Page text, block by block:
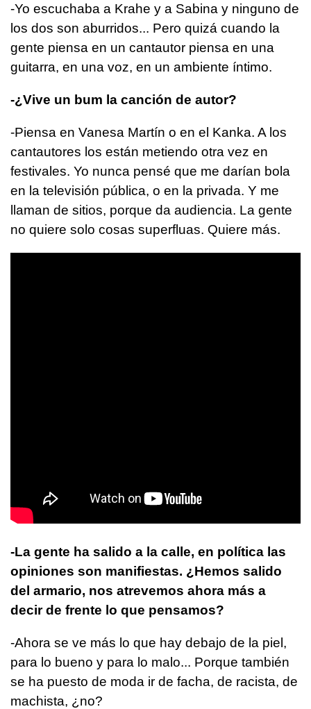
-Yo escuchaba a Krahe y a Sabina y ninguno de
los dos son aburridos... Pero quizá cuando la
gente piensa en un cantautor piensa en una
guitarra, en una voz, en un ambiente íntimo.
­-¿Vive un bum la canción de autor?
-Piensa en Vanesa Martín o en el Kanka. A los
cantautores los están metiendo otra vez en
festivales. Yo nunca pensé que me darían bola
en la televisión pública, o en la privada. Y me
llaman de sitios, porque da audiencia. La gente
no quiere solo cosas superfluas. Quiere más.
-La gente ha salido a la calle, en política las
opiniones son manifiestas. ¿Hemos salido
del armario, nos atrevemos ahora más a
decir de frente lo que pensamos?
-Ahora se ve más lo que hay debajo de la piel,
para lo bueno y para lo malo... Porque también
se ha puesto de moda ir de facha, de racista, de
machista, ¿no?